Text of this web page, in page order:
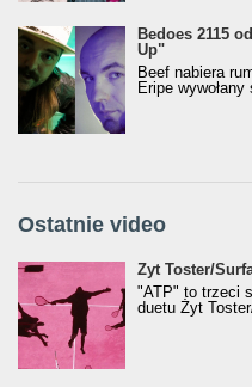
Bedoes 2115
Up"
Beef nabiera
Eripe
Ostatnie video
Żyt Toster/SurfAir -
Żyt Toster/
"ATP" to trzeci
duetu Żyt